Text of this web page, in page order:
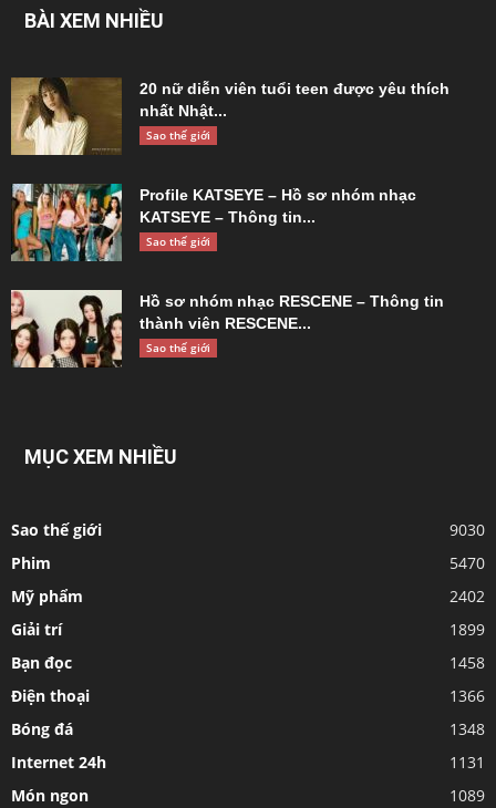
BÀI XEM NHIỀU
20 nữ diễn viên tuổi teen được yêu thích
nhất Nhật...
Sao thế giới
Profile KATSEYE – Hồ sơ nhóm nhạc
KATSEYE – Thông tin...
Sao thế giới
Hồ sơ nhóm nhạc RESCENE – Thông tin
thành viên RESCENE...
Sao thế giới
MỤC XEM NHIỀU
Sao thế giới
9030
Phim
5470
Mỹ phẩm
2402
Giải trí
1899
Bạn đọc
1458
Điện thoại
1366
Bóng đá
1348
Internet 24h
1131
Món ngon
1089